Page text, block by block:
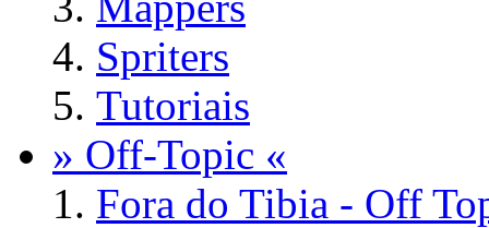
Spriters
Tutoriais
» Off-Topic «
Fora do Tibia - Off